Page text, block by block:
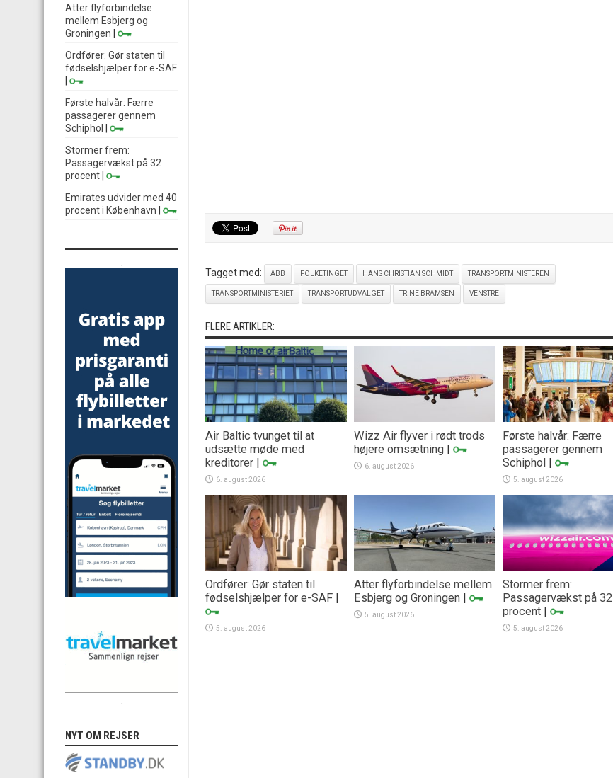
Tagget med: ABB FOLKETINGET HANS CHRISTIAN SCHMIDT TRANSPORTMINISTEREN
TRANSPORTMINISTERIET TRANSPORTUDVALGET TRINE BRAMSEN VENSTRE
FLERE ARTIKLER:
Air Baltic tvunget til at
udsætte møde med
kreditorer |
6. august 2026
Wizz Air flyver i rødt trods
højere omsætning |
6. august 2026
Første halvår: Færre
passagerer gennem
Schiphol |
5. august 2026
Ordfører: Gør staten til
fødselshjælper for e-SAF |
5. august 2026
Atter flyforbindelse mellem
Esbjerg og Groningen |
5. august 2026
Stormer frem:
Passagervækst på 32
procent |
5. august 2026
Atter flyforbindelse
mellem Esbjerg og
Groningen
Ordfører: Gør staten til
fødselshjælper for e-SAF
Første halvår: Færre
passagerer gennem
Schiphol
Stormer frem:
Passagervækst på 32
procent
Emirates udvider med 40
procent i København
NYT OM REJSER